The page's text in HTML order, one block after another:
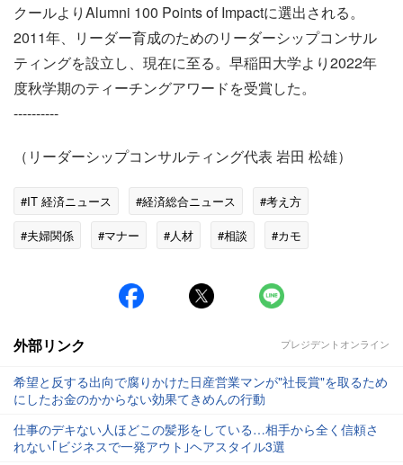
クールよりAlumni 100 Points of Impactに選出される。
2011年、リーダー育成のためのリーダーシップコンサル
ティングを設立し、現在に至る。早稲田大学より2022年
度秋学期のティーチングアワードを受賞した。
----------
（リーダーシップコンサルティング代表 岩田 松雄）
#IT 経済ニュース #経済総合ニュース
#考え方
#夫婦関係
#マナー #人材 #相談
#カモ
外部リンク プレジデントオンライン
希望と反する出向で腐りかけた日産営業マンが"社長賞"を取るため
にしたお金のかからない効果てきめんの行動
仕事のデキない人ほどこの髪形をしている…相手から全く信頼さ
れない｢ビジネスで一発アウト｣ヘアスタイル3選